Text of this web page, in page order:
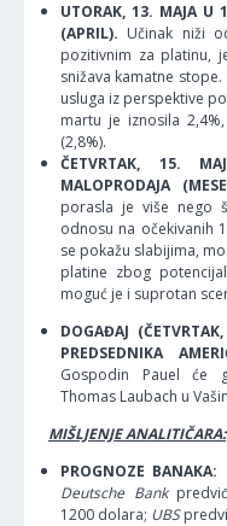
UTORAK, 13. MAJA U
(APRIL). Učinak niži
pozitivnim za platinu,
snižava kamatne
usluga iz perspektive
martu je iznosila
(2,8%).
ČETVRTAK, 15.
MALOPRODAJA
porasla je više nego
odnosu na očekivanih
se pokažu slabijima,
platine zbog
moguć je i suprotan
DOGAĐAJ
PREDSEDNIKA
Gospodin Pauel će
Thomas Laubach u
MIŠLJENJE ANALITIČARA:
PROGNOZE BANAKA:
Deutsche Bank
1200 dolara; UBS